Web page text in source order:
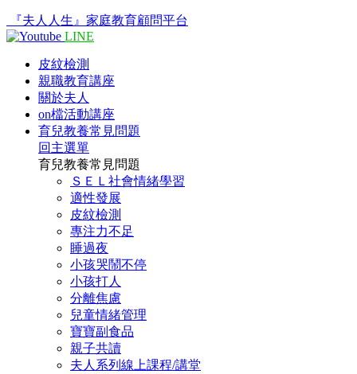
『夫人人生』家庭教育顧問平台
LINE
皮紋檢測
親職教育講座
關於夫人
on檔活動講座
育兒教養常見問題
回主選單
育兒教養常見問題
ＳＥＬ社會情緒學習
適性發展
皮紋檢測
專注力不足
睡過夜
小孩哭鬧不停
小孩打人
分離焦慮
兒童情緒管理
寶寶副食品
親子共讀
夫人系列線上課程/講堂